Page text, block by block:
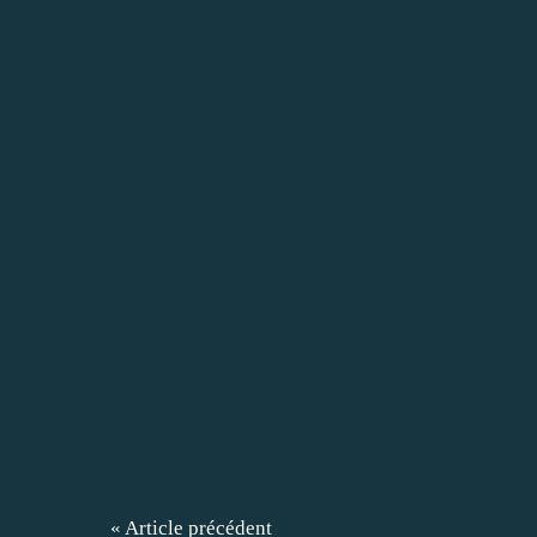
« Article précédent